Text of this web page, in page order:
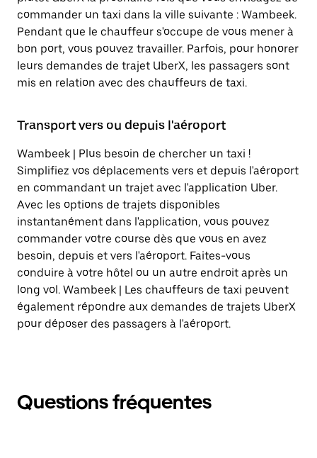
commander un taxi dans la ville suivante : Wambeek.
Pendant que le chauffeur s'occupe de vous mener à
bon port, vous pouvez travailler. Parfois, pour honorer
leurs demandes de trajet UberX, les passagers sont
mis en relation avec des chauffeurs de taxi.
Transport vers ou depuis l'aéroport
Wambeek | Plus besoin de chercher un taxi !
Simplifiez vos déplacements vers et depuis l'aéroport
en commandant un trajet avec l'application Uber.
Avec les options de trajets disponibles
instantanément dans l'application, vous pouvez
commander votre course dès que vous en avez
besoin, depuis et vers l'aéroport. Faites-vous
conduire à votre hôtel ou un autre endroit après un
long vol. Wambeek | Les chauffeurs de taxi peuvent
également répondre aux demandes de trajets UberX
pour déposer des passagers à l'aéroport.
Questions fréquentes